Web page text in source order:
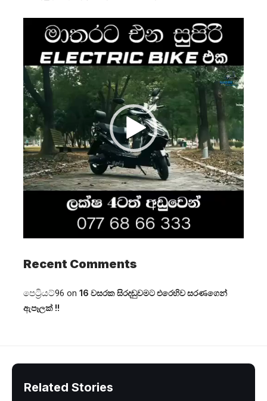
Player
Recent Comments
පෙට්‍රියට්96 on 16 වසරක සිරදඬුවමට එරෙහිව සරණගෙන්
ඇපෑලක් !!
Related Stories